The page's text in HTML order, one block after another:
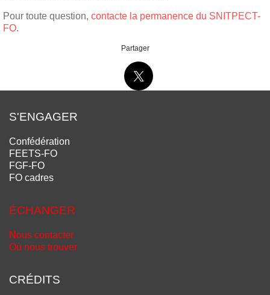
Pour toute question, contacte la permanence du SNITPECT-
FO.
Partager
S'ENGAGER
Confédération
FEETS-FO
FGF-FO
FO cadres
ÉCHANGER
Nous contacter
Où nous trouver
CRÉDITS